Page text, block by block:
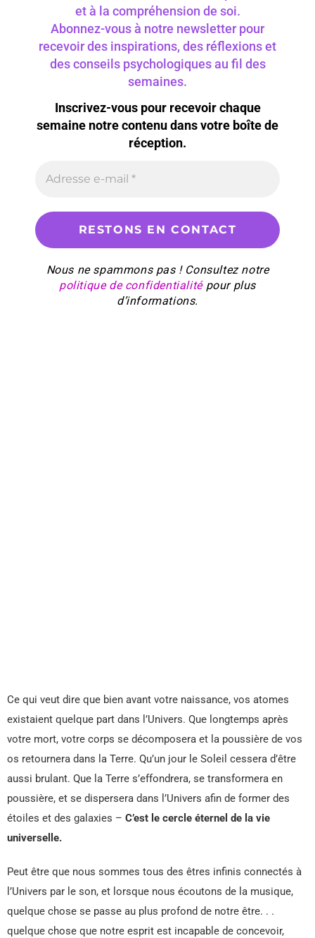
et à la compréhension de soi.
Abonnez-vous à notre newsletter pour
recevoir des inspirations, des réflexions et
des conseils psychologiques au fil des
semaines.
Inscrivez-vous pour recevoir chaque
semaine notre contenu dans votre boîte de
réception.
Nous ne spammons pas ! Consultez notre
politique de confidentialitépour plus
d’informations.
Ce qui veut dire que bien avant votre naissance, vos atomes
existaient quelque part dans l’Univers. Que longtemps après
votre mort, votre corps se décomposera et la poussière de vos
os retournera dans la Terre. Qu’un jour le Soleil cessera d’être
aussi brulant. Que la Terre s’effondrera, se transformera en
poussière, et se dispersera dans l’Univers afin de former des
étoiles et des galaxies – C’est le cercle éternel de la vie
universelle.
Peut être que nous sommes tous des êtres infinis connectés à
l’Univers par le son, et lorsque nous écoutons de la musique,
quelque chose se passe au plus profond de notre être. . .
quelque chose que notre esprit est incapable de concevoir,